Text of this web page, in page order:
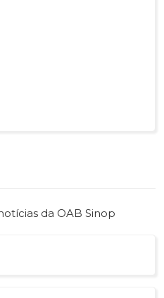
da OAB Sinop